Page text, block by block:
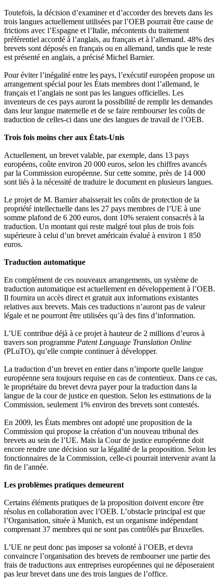
Toutefois, la décision d’examiner et d’accorder des brevets dans les
trois langues actuellement utilisées par l’OEB pourrait être cause de
frictions avec l’Espagne et l’Italie, mécontents du traitement
préférentiel accordé à l’anglais, au français et à l’allemand. 48% des
brevets sont déposés en français ou en allemand, tandis que le reste
est présenté en anglais, a précisé Michel Barnier.
Pour éviter l’inégalité entre les pays, l’exécutif européen propose un
arrangement spécial pour les États membres dont l’allemand, le
français et l’anglais ne sont pas les langues officielles. Les
inventeurs de ces pays auront la possibilité de remplir les demandes
dans leur langue maternelle et de se faire rembourser les coûts de
traduction de celles-ci dans une des langues de travail de l’OEB.
Trois fois moins cher aux États-Unis
Actuellement, un brevet valable, par exemple, dans 13 pays
européens, coûte environ 20 000 euros, selon les chiffres avancés
par la Commission européenne. Sur cette somme, près de 14 000
sont liés à la nécessité de traduire le document en plusieurs langues.
Le projet de M. Barnier abaisserait les coûts de protection de la
propriété intellectuelle dans les 27 pays membres de l’UE à une
somme plafond de 6 200 euros, dont 10% seraient consacrés à la
traduction. Un montant qui reste malgré tout plus de trois fois
supérieure à celui d’un brevet américain évalué à environ 1 850
euros.
Traduction automatique
En complément de ces nouveaux arrangements, un système de
traduction automatique est actuellement en développement à l’OEB.
Il fournira un accès direct et gratuit aux informations existantes
relatives aux brevets. Mais ces traductions n’auront pas de valeur
légale et ne pourront être utilisées qu’à des fins d’information.
L’UE contribue déjà à ce projet à hauteur de 2 millions d’euros à
travers son programme Patent Language Translation Online
(PLuTO), qu’elle compte continuer à développer.
La traduction d’un brevet en entier dans n’importe quelle langue
européenne sera toujours requise en cas de contentieux. Dans ce cas,
le propriétaire du brevet devra payer pour la traduction dans la
langue de la cour de justice en question. Selon les estimations de la
Commission, seulement 1% environ des brevets sont contestés.
En 2009, les États membres ont adopté une proposition de la
Commission qui propose la création d’un nouveau tribunal des
brevets au sein de l’UE. Mais la Cour de justice européenne doit
encore rendre une décision sur la légalité de la proposition. Selon les
fonctionnaires de la Commission, celle-ci pourrait intervenir avant la
fin de l’année.
Les problèmes pratiques demeurent
Certains éléments pratiques de la proposition doivent encore être
résolus en collaboration avec l’OEB. L’obstacle principal est que
l’Organisation, située à Munich, est un organisme indépendant
comprenant 37 membres qui ne sont pas contrôlés par Bruxelles.
L’UE ne peut donc pas imposer sa volonté à l’OEB, et devra
convaincre l’organisation des brevets de rembourser une partie des
frais de traductions aux entreprises européennes qui ne déposeraient
pas leur brevet dans une des trois langues de l’office.